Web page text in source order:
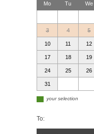
Mo Tu We
3 4 5
10 11 12
17 18 19
24 25 26
31
▄ your selection
To: